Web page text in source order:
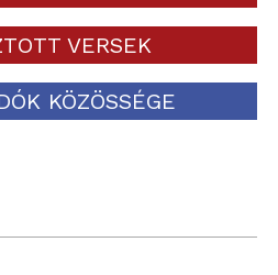
VERSEK
KÖZÖSSÉGE